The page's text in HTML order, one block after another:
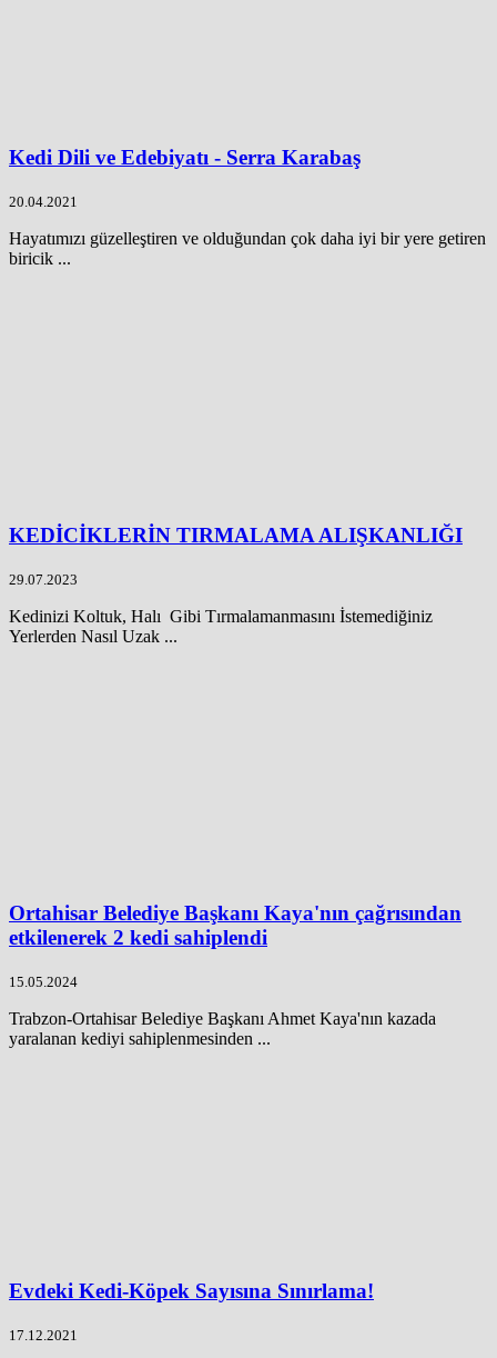
Kedi Dili ve Edebiyatı - Serra Karabaş
20.04.2021
Hayatımızı güzelleştiren ve olduğundan çok daha iyi bir yere getiren
biricik ...
KEDİCİKLERİN TIRMALAMA ALIŞKANLIĞI
29.07.2023
Kedinizi Koltuk, Halı Gibi Tırmalamanmasını İstemediğiniz
Yerlerden Nasıl Uzak ...
Ortahisar Belediye Başkanı Kaya'nın çağrısından
etkilenerek 2 kedi sahiplendi
15.05.2024
Trabzon-Ortahisar Belediye Başkanı Ahmet Kaya'nın kazada
yaralanan kediyi sahiplenmesinden ...
Evdeki Kedi-Köpek Sayısına Sınırlama!
17.12.2021